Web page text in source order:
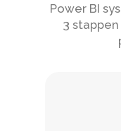
Power BI
3